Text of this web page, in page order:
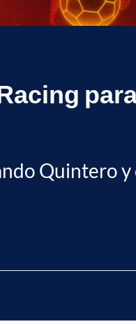
Quintero